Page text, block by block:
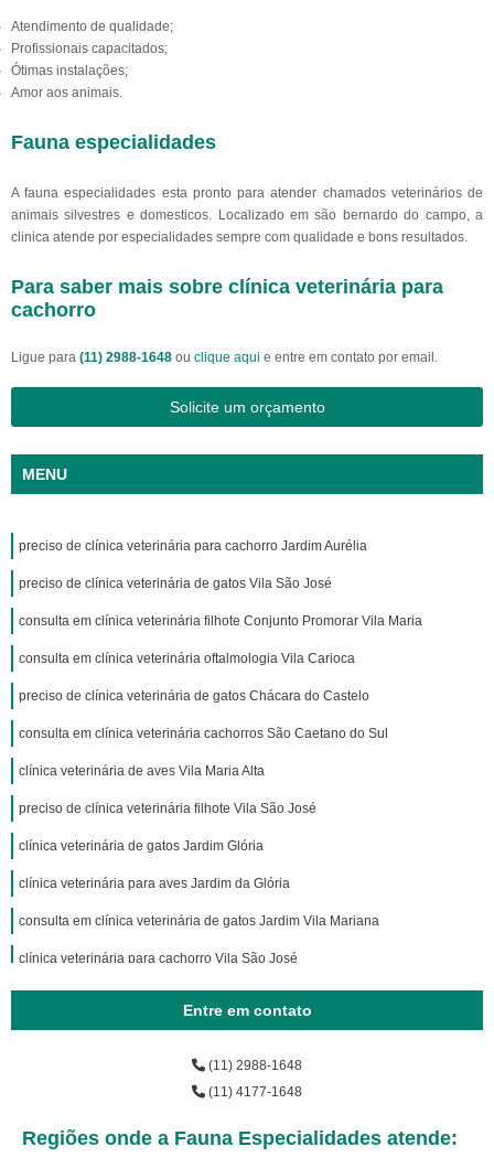
Atendimento de qualidade;
Profissionais capacitados;
Ótimas instalações;
Amor aos animais.
Fauna especialidades
A fauna especialidades esta pronto para atender chamados veterinários de
animais silvestres e domesticos. Localizado em são bernardo do campo, a
clinica atende por especialidades sempre com qualidade e bons resultados.
Para saber mais sobre clínica veterinária para
cachorro
Ligue para (11) 2988-1648 ou clique aqui e entre em contato por email.
Solicite um orçamento
MENU
preciso de clínica veterinária para cachorro Jardim Aurélia
preciso de clínica veterinária de gatos Vila São José
consulta em clínica veterinária filhote Conjunto Promorar Vila Maria
consulta em clínica veterinária oftalmologia Vila Carioca
preciso de clínica veterinária de gatos Chácara do Castelo
consulta em clínica veterinária cachorros São Caetano do Sul
clínica veterinária de aves Vila Maria Alta
preciso de clínica veterinária filhote Vila São José
clínica veterinária de gatos Jardim Glória
clínica veterinária para aves Jardim da Glória
consulta em clínica veterinária de gatos Jardim Vila Mariana
clínica veterinária para cachorro Vila São José
preciso de clínica veterinária oftalmologista Parque Vila Maria
clínica veterinária filhote Paraíso
clínica veterinária filhote Diadema
Entre em contato
(11) 2988-1648
(11) 4177-1648
Regiões onde a Fauna Especialidades atende: